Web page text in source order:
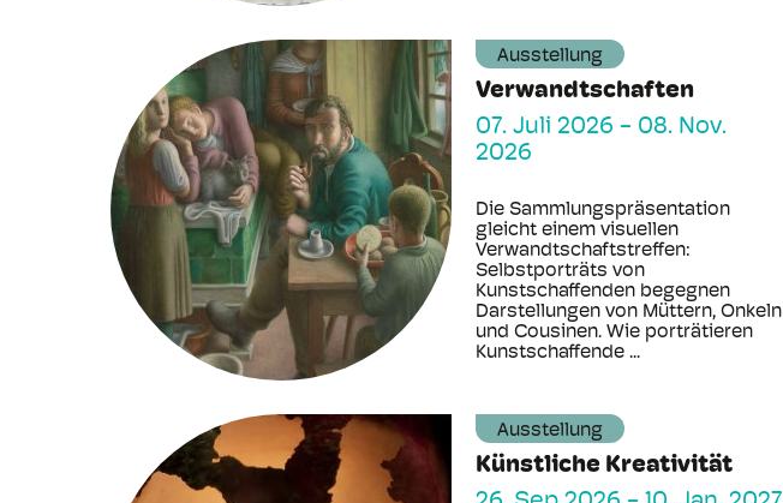
Ausstellung
Verwandtschaften
07. Juli 2026 - 08. Nov.
2026
Die Sammlungspräsentation
gleicht einem visuellen
Verwandtschaftstreffen:
Selbstporträts von
Kunstschaffenden begegnen
Darstellungen von Müttern, Onkeln
und Cousinen. Wie porträtieren
Kunstschaffende ...
Ausstellung
Künstliche Kreativität